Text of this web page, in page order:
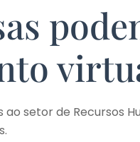
setor de Recursos